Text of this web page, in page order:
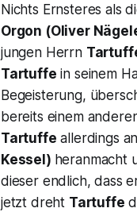
Nichts Ernsteres als
Orgon (Oliver
jungen Herrn
Tartuffe in seinem
Begeisterung,
bereits einem
Tartuffe allerdings an
Kessel) heranmacht
dieser endlich, dass
jetzt dreht Tartuffe